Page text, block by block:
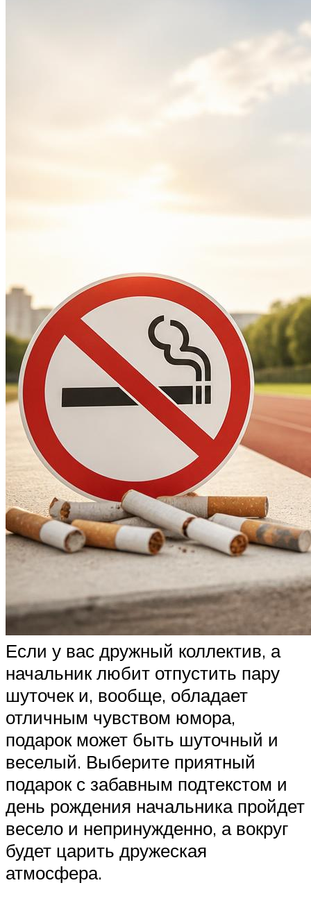
Если у вас дружный коллектив, а
начальник любит отпустить пару
шуточек и, вообще, обладает
отличным чувством юмора,
подарок может быть шуточный и
веселый. Выберите приятный
подарок с забавным подтекстом и
день рождения начальника пройдет
весело и непринужденно, а вокруг
будет царить дружеская
атмосфера.